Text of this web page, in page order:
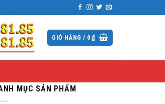
GIỎ HÀNG / 0₫
MỤC SẢN PHẨM